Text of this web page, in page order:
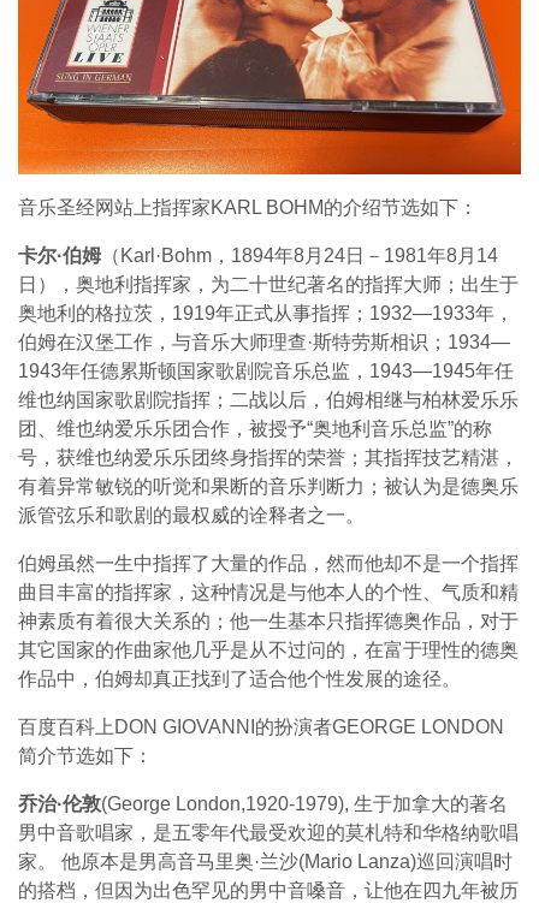
音乐圣经网站上指挥家KARL BOHM的介绍节选如下：
卡尔·伯姆 （Karl·Bohm，1894年8月24日－1981年8月14
日），奥地利指挥家，为二十世纪著名的指挥大师；出生于
奥地利的格拉茨，1919年正式从事指挥；1932—1933年，
伯姆在汉堡工作，与音乐大师理查·斯特劳斯相识；1934—
1943年任德累斯顿国家歌剧院音乐总监，1943—1945年任
维也纳国家歌剧院指挥；二战以后，伯姆相继与柏林爱乐乐
团、维也纳爱乐乐团合作，被授予“奥地利音乐总监”的称
号，获维也纳爱乐乐团终身指挥的荣誉；其指挥技艺精湛，
有着异常敏锐的听觉和果断的音乐判断力；被认为是德奥乐
派管弦乐和歌剧的最权威的诠释者之一。
伯姆虽然一生中指挥了大量的作品，然而他却不是一个指挥
曲目丰富的指挥家，这种情况是与他本人的个性、气质和精
神素质有着很大关系的；他一生基本只指挥德奥作品，对于
其它国家的作曲家他几乎是从不过问的，在富于理性的德奥
作品中，伯姆却真正找到了适合他个性发展的途径。
百度百科上DON GIOVANNI的扮演者GEORGE LONDON
简介节选如下：
乔治·伦敦(George London,1920-1979), 生于加拿大的著名
男中音歌唱家，是五零年代最受欢迎的莫札特和华格纳歌唱
家。 他原本是男高音马里奥·兰沙(Mario Lanza)巡回演唱时
的搭档，但因为出色罕见的男中音嗓音，让他在四九年被历